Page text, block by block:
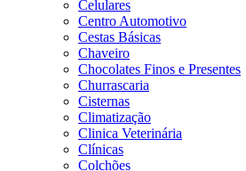
Celulares
Centro Automotivo
Cestas Básicas
Chaveiro
Chocolates Finos e Presentes
Churrascaria
Cisternas
Climatização
Clinica Veterinária
Clínicas
Colchões